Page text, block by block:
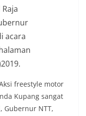
acara
freestyle motor
Kupang sangat
Gubernur NTT,